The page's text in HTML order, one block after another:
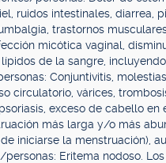
ruidos intestinales, diarrea,
trastornos
micótica vaginal,
de la sangre,
Conjuntivitis,
circulatorio, várices,
exceso de cabello
más larga y/o más
iniciarse la menstruación),
Eritema nodoso.